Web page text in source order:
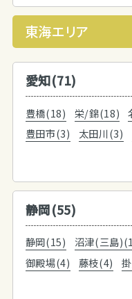
東海エリア
愛知(71)
豊橋(18) 栄/錦(18)
豊田市(3)
太田川(3)
静岡(55)
静岡(15) 沼津(三島
御殿場(4)
藤枝(4)